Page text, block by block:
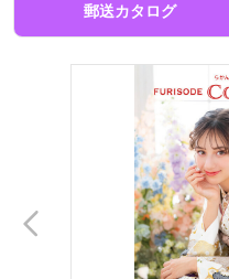
郵送カタログ